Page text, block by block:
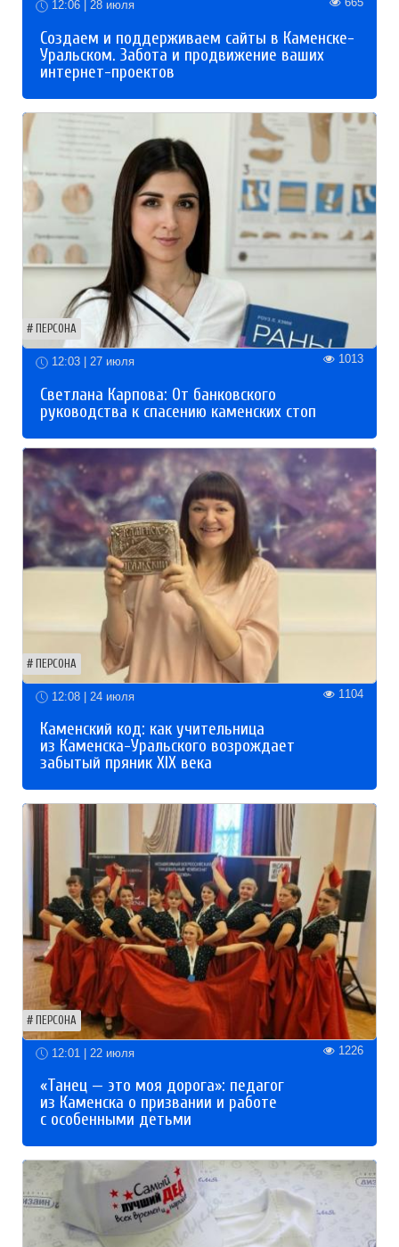
12:06 | 28 июля
Создаем и поддерживаем сайты в Каменске-
Уральском. Забота и продвижение ваших
интернет-проектов
ПЕРСОНА
12:03 | 27 июля 1013
Светлана Карпова: От банковского
руководства к спасению каменских стоп
ПЕРСОНА
12:08 | 24 июля 1104
Каменский код: как учительница
из Каменска-Уральского возрождает
забытый пряник XIX века
ПЕРСОНА
12:01 | 22 июля 1226
«Танец — это моя дорога»: педагог
из Каменска о призвании и работе
с особенными детьми